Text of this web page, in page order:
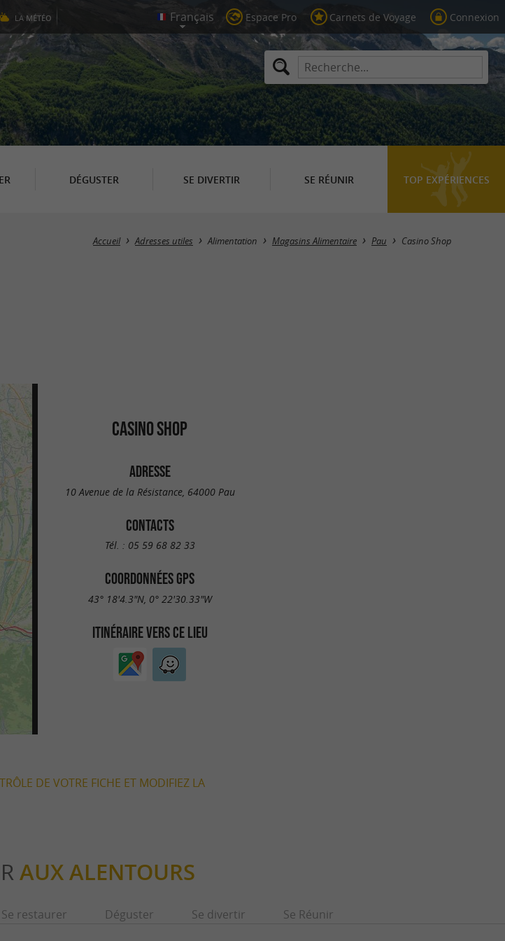
LA MÉTÉO Espace Pro Carnets de Voyage Connexion
DÉGUSTER SE DIVERTIR SE RÉUNIR TOP EXPÉRIENCES
Accueil Adresses utiles Alimentation Magasins Alimentaire Pau Casino Shop
CASINO SHOP
ADRESSE
10 Avenue de la Résistance, 64000 Pau
CONTACTS
Tél. : 05 59 68 82 33
COORDONNÉES GPS
43° 18'4.3"N, 0° 22'30.33"W
ITINÉRAIRE VERS CE LIEU
DE VOTRE FICHE ET MODIFIEZ LA
AUX ALENTOURS
Se restaurer Déguster Se divertir Se Réunir